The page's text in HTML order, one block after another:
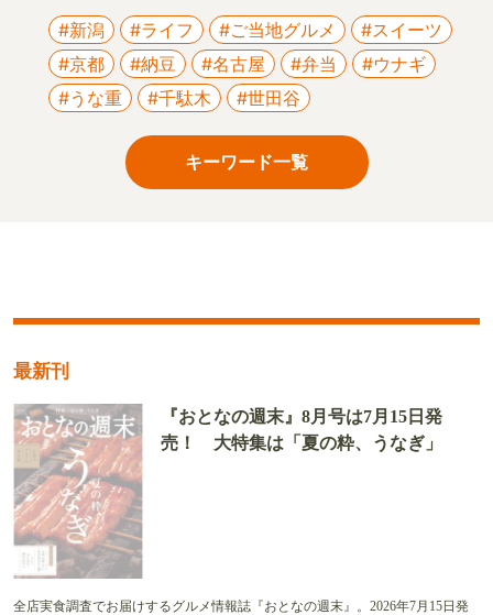
おとなの週末編集部が全品試食して厳選した品
だけを販売する通販サイト
「本当に旨いラーメン」だけを日本のみならず
世界に向けて紹介する、おとなの週末Web姉妹